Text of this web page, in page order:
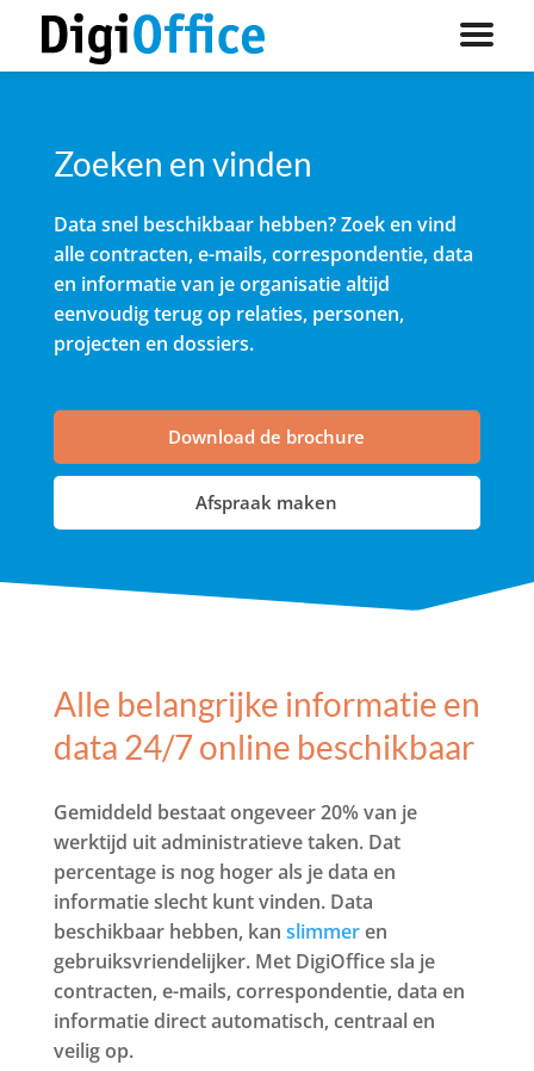
Zoeken en vinden
Data snel beschikbaar hebben? Zoek en vind
alle contracten, e-mails, correspondentie, data
en informatie van je organisatie altijd
eenvoudig terug op relaties, personen,
projecten en dossiers.
Download de brochure
Afspraak maken
Alle belangrijke informatie en
data 24/7 online beschikbaar
Gemiddeld bestaat ongeveer 20% van je
werktijd uit administratieve taken. Dat
percentage is nog hoger als je data en
informatie slecht kunt vinden. Data
beschikbaar hebben, kan slimmeren
gebruiksvriendelijker. Met DigiOffice sla je
contracten, e-mails, correspondentie, data en
informatie direct automatisch, centraal en
veilig op.